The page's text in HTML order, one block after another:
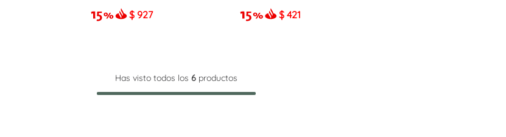
$ 927
$ 421
Has visto todos los 6productos